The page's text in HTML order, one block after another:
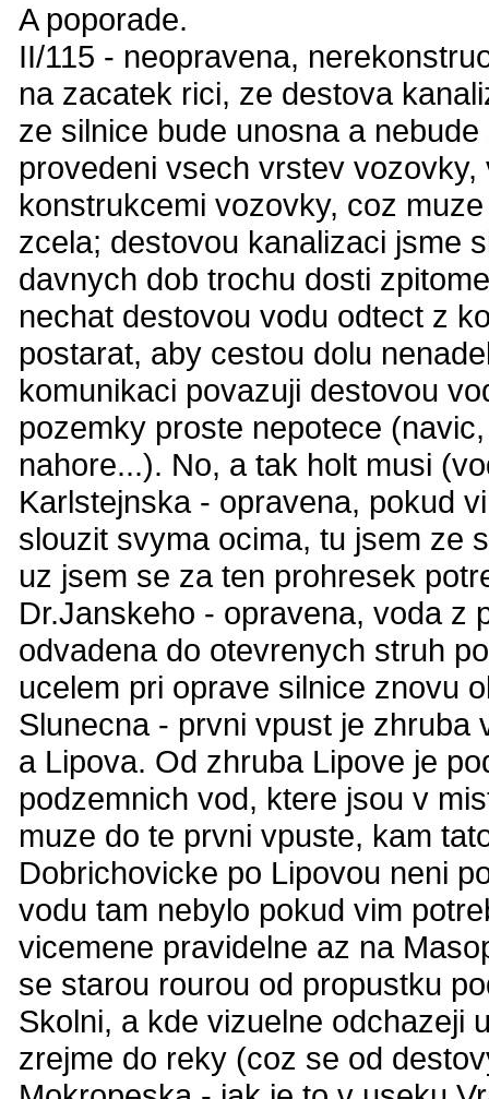
A poporade.
II/115 - neopravena,
na zacatek rici, ze destova
ze silnice bude unosna a
provedeni vsech vrstev
konstrukcemi vozovky, coz
zcela; destovou kanalizaci jsme
davnych dob trochu dosti
nechat destovou vodu odtect z
postarat, aby cestou dolu
komunikaci povazuji destovou
pozemky proste nepotece
nahore...). No, a tak holt musi
Karlstejnska - opravena, pokud
slouzit svyma ocima, tu jsem ze
uz jsem se za ten prohresek
Dr.Janskeho - opravena, voda z
odvadena do otevrenych struh
ucelem pri oprave silnice znovu
Slunecna - prvni vpust je zhruba
a Lipova. Od zhruba Lipove je
podzemnich vod, ktere jsou v
muze do te prvni vpuste, kam
Dobrichovicke po Lipovou neni
vodu tam nebylo pokud vim
vicemene pravidelne az na
se starou rourou od propustku
Skolni, a kde vizuelne odchazeji
zrejme do reky (coz se od